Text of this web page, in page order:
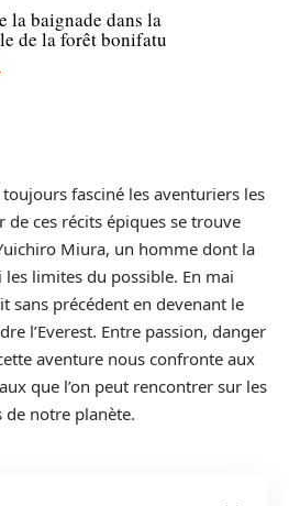
la baignade dans la
de la forêt bonifatu
fasciné les aventuriers les
ces récits épiques se trouve
Miura, un homme dont la
limites du possible. En mai
sans précédent en devenant le
l’Everest. Entre passion, danger
aventure nous confronte aux
que l’on peut rencontrer sur les
de notre planète.